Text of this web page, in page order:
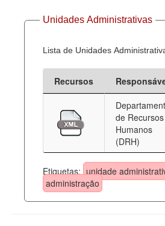
Unidades Administrativas
Lista de Unidades
Recursos
de Recursos
Humanos
(DRH)
Etiquetas: unidade
administração